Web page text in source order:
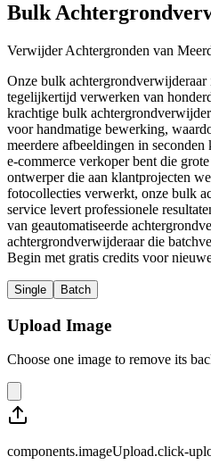
Bulk
Verwijder Achtergronden van
Onze bulk
tegelijkertijd verwerken van
krachtige bulk
voor handmatige bewerking,
meerdere afbeeldingen in
e-commerce verkoper bent die
ontwerper die aan klantprojecten
fotocollecties verwerkt, onze bulk
service levert professionele
van geautomatiseerde
achtergrondverwijderaar die
Begin met gratis credits voor
Single Batch
Upload Image
Choose one image to remove its
components.imageUpload.click-